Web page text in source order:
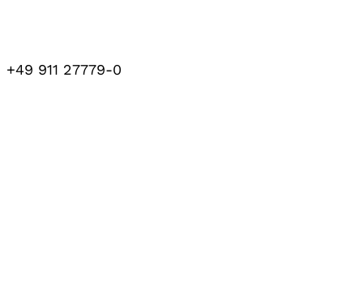
+49 911 27779-0